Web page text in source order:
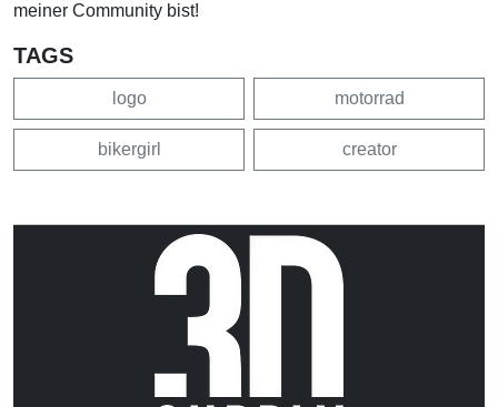
meiner Community bist!
TAGS
logo motorrad
bikergirl creator